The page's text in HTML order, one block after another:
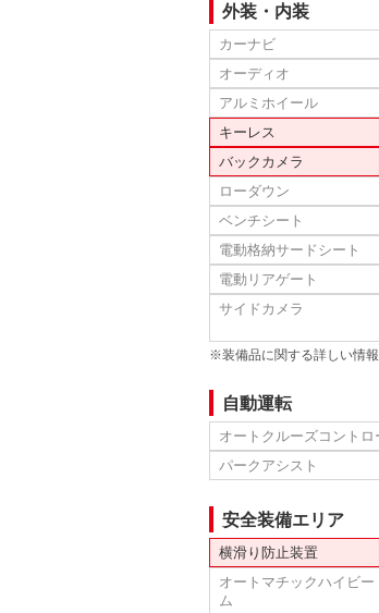
外装・内装
カーナビ
オーディオ
アルミホイール
キーレス
バックカメラ
ローダウン
ベンチシート
電動格納サードシート
電動リアゲート
サイドカメラ
※装備品に関する詳しい情
自動運転
オートクルーズコントロ
パークアシスト
安全装備エリア
横滑り防止装置
オートマチックハイビー
ム